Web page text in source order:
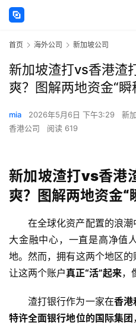
首页 海外公司 新加坡公司
新加坡渣打vs香港渣
爽？图解两地资金“瞬
mia 2026年5月6日 下午3:29 新
香港公司
阅读 619
新加坡渣打vs香港
爽？图解两地资金“
在全球化资产配置的浪
大金融中心，一直是高净值
地。然而，拥有这两个地区
让这两个账户真正“活”起来，
渣打银行作为一家在香港
特许全面银行地位的国际集团